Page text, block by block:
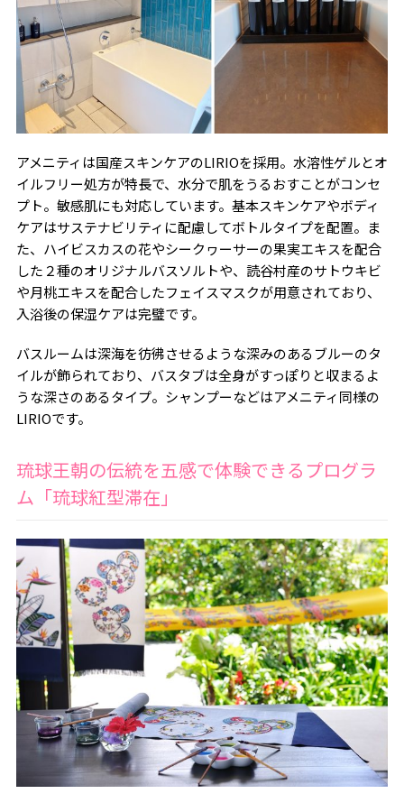
アメニティは国産スキンケアのLIRIOを採用。水溶性ゲルとオ
イルフリー処方が特長で、水分で肌をうるおすことがコンセ
プト。敏感肌にも対応しています。基本スキンケアやボディ
ケアはサステナビリティに配慮してボトルタイプを配置。ま
た、ハイビスカスの花やシークヮーサーの果実エキスを配合
した２種のオリジナルバスソルトや、読谷村産のサトウキビ
や月桃エキスを配合したフェイスマスクが用意されており、
入浴後の保湿ケアは完璧です。
バスルームは深海を彷彿させるような深みのあるブルーのタ
イルが飾られており、バスタブは全身がすっぽりと収まるよ
うな深さのあるタイプ。シャンプーなどはアメニティ同様の
LIRIOです。
琉球王朝の伝統を五感で体験できるプログラ
ム「琉球紅型滞在」